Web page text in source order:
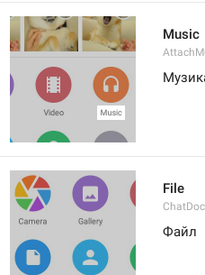
Music
File
Файл